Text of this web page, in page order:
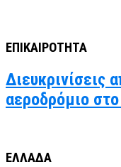
ΕΠΙΚΑΙΡΟΤΗΤΑ
Διευκρινίσεις
αεροδρόμιο
ΕΛΛΑΔΑ